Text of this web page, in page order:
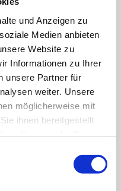
und Anzeigen zu
Medien anbieten
Website zu
Informationen zu Ihrer
unsere Partner für
weiter. Unsere
möglicherweise mit
ihnen bereitgestellt
ist.
Projekte